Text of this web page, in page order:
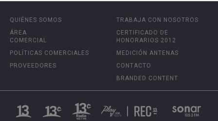
QUIÉNES SOMOS
ÁREA
COMERCIAL
POLÍTICAS COMERCIALES
PROVEEDORES
TRABAJA CON NOSOTROS
CERTIFICADO DE
HONORARIOS 2012
MEDICIÓN ANTENAS
CONTACTO
BRANDED CONTENT